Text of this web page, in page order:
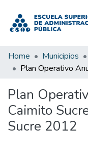
Home Municipios
Plan
Caimito
Sucre 2012